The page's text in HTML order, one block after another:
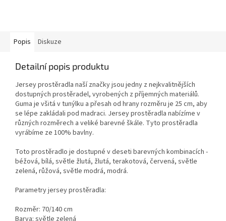
Popis Diskuze
Detailní popis produktu
Jersey prostěradla naší značky jsou jedny z nejkvalitnějších
dostupných prostěradel, vyrobených z příjemných materiálů.
Guma je všitá v tunýlku a přesah od hrany rozměru je 25 cm, aby
se lépe zakládali pod madraci. Jersey prostěradla nabízíme v
různých rozměrech a veliké barevné škále. Tyto prostěradla
vyrábíme ze 100% bavlny.
Toto prostěradlo je dostupné v deseti barevných kombinacích -
béžová, bílá, světle žlutá, žlutá, terakotová, červená, světle
zelená, růžová, světle modrá, modrá.
Parametry jersey prostěradla:
Rozměr: 70/140 cm